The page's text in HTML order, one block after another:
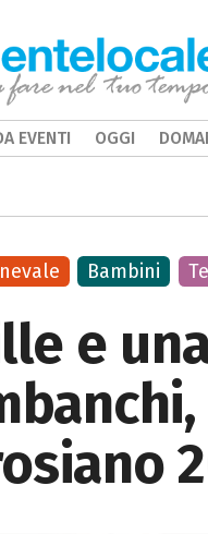
e
Bambini
EVENTI OGGI